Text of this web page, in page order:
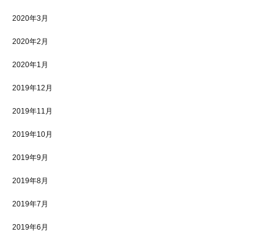
2020年3月
2020年2月
2020年1月
2019年12月
2019年11月
2019年10月
2019年9月
2019年8月
2019年7月
2019年6月